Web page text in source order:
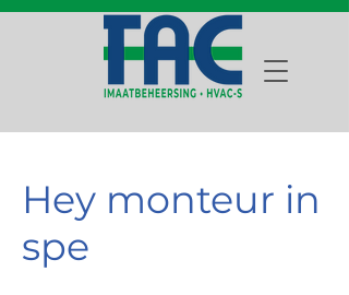
Hey monteur in
spe